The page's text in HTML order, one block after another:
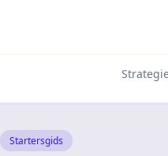
Startersgids